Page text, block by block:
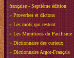
française - Septième édition
» Proverbes et dictons
» Les mots qui restent
» Les Munitions du Pacifisme
» Dictionnaire des curieux
» Dictionnaire Argot-Français